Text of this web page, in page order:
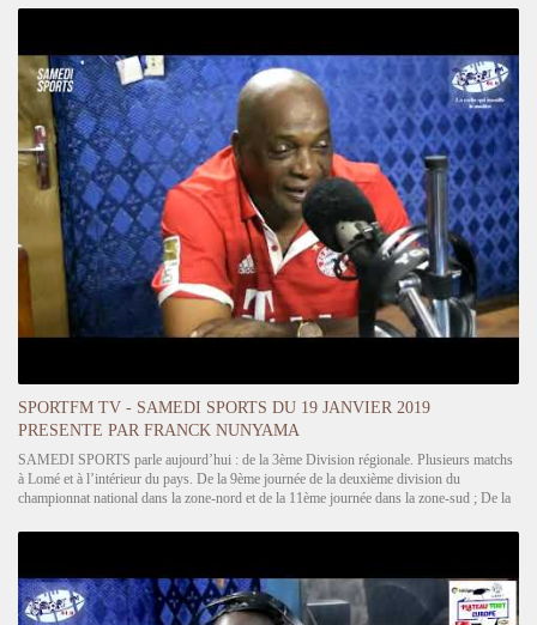
SPORTFM TV - SAMEDI SPORTS DU 19 JANVIER 2019
PRESENTE PAR FRANCK NUNYAMA
SAMEDI SPORTS parle aujourd’hui : de la 3ème Division régionale. Plusieurs matchs
à Lomé et à l’intérieur du pays. De la 9ème journée de la deuxième division du
championnat national dans la zone-nord et de la 11ème journée dans la zone-sud ; De la